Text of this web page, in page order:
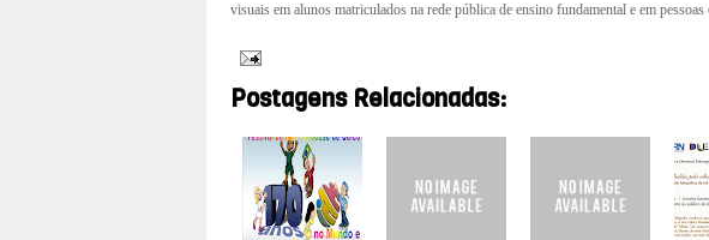
visuais em alunos matriculados na rede pública de ensino fundamental e em
Postagens Relacionadas: